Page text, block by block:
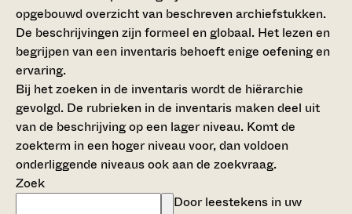
opgebouwd overzicht van beschreven archiefstukken.
De beschrijvingen zijn formeel en globaal. Het lezen en
begrijpen van een inventaris behoeft enige oefening en
ervaring.
Bij het zoeken in de inventaris wordt de hiërarchie
gevolgd. De rubrieken in de inventaris maken deel uit
van de beschrijving op een lager niveau. Komt de
zoekterm in een hoger niveau voor, dan voldoen
onderliggende niveaus ook aan de zoekvraag.
Zoek
Door leestekens in uw